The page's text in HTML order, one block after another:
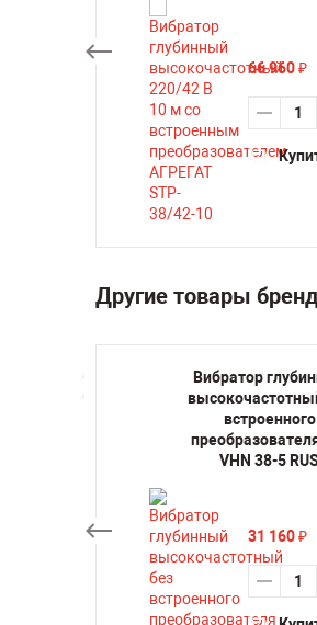
66 960 ₽
Другие товары
Вибратор
встроенного
VHN 38-5 RUS
31 160 ₽